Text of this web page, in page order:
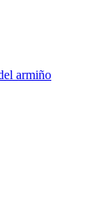
armiño